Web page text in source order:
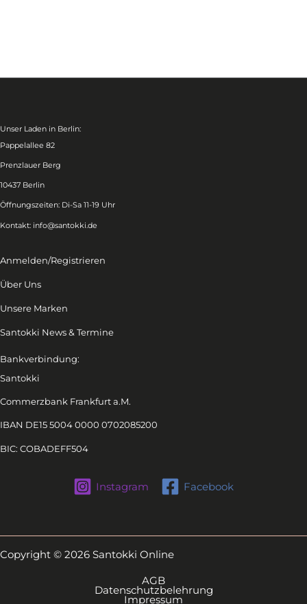
Unser Laden in Berlin:
Pappelallee 82
Prenzlauer Berg
10437 Berlin
Öffnungszeiten: Di-Sa 11-19 Uhr
Kontakt: info@santokki.de
Anmelden/Registrieren
Über Uns
Unsere Marken
Santokki News & Termine
Bankverbindung:
Santokki
Commerzbank Frankfurt a.M.
IBAN DE15 5004 0000 0702085200
BIC: COBADEFF504
Instagram Facebook
Copyright © 2026 Santokki Online
AGB
Datenschutzbelehrung
Impressum